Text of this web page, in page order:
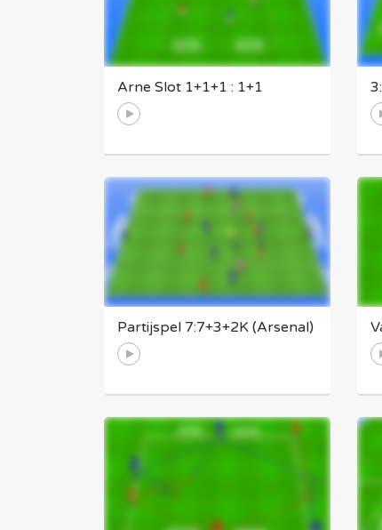
Arne Slot 1+1+1 : 1+1
Partijspel 7:7+3+2K (Arsenal)